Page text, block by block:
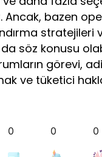
Ancak, bazen
stratejileri
söz konusu
görevi,
ve tüketici
0 0 0